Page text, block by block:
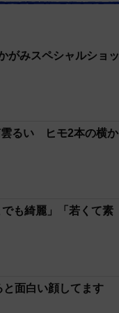
がみスペシャルショッ
るい ヒモ2本の横か
も綺麗」「若くて素
面白い顔してます